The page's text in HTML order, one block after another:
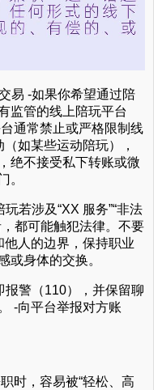
易 -如果你希望通过陪
监管的线上陪玩平台
通常禁止或严格限制线
如某些运动陪玩），
绝不接受私下转账或微
。
若涉及“XX 服务”“非法
都可能触犯法律。不要
他人的边界，保持职业
或身体的交换。
报警（110），并保留聊
-向平台举报对方账
时，容易被“轻松、高